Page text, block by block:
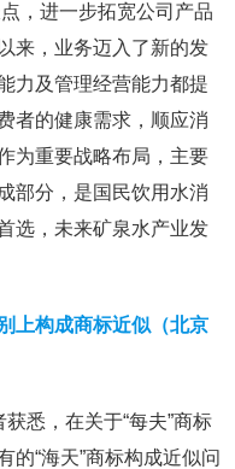
，进一步拓宽公司产品
来，业务迈入了新的发
力及管理经营能力都提
者的健康需求，顺应消
为重要战略布局，主要
部分，是国民饮用水消
选，未来矿泉水产业发
上构成商标近似（北京
悉，在关于“每夫”商标
的“海天”商标构成近似问